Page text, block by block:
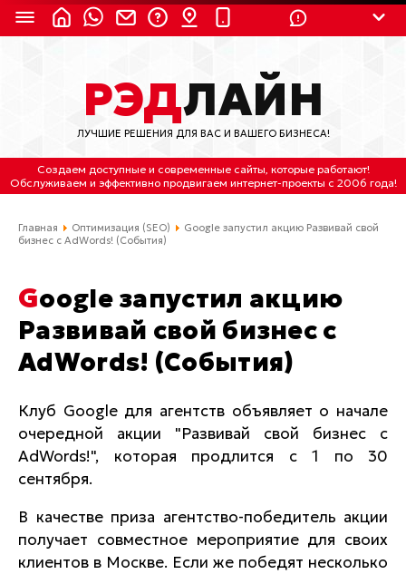
8 (800) 550-9899 (с 2:30 до 11:30 по
Мск)
Бесплатно по России
(4212) 658-653
(4212) 637-673
Отдельный вход \ Левый торец здания
Пн-пт. с 9:30 до 18:30 (по Хбк)
info@lred.ru
Все контакты
РЭДЛАЙН
ЛУЧШИЕ РЕШЕНИЯ ДЛЯ ВАС И ВАШЕГО БИЗНЕСА!
Создаем доступные и современные сайты, которые работают!
Обслуживаем и эффективно продвигаем интернет-проекты с 2006 года!
Главная Оптимизация (SEO)
Google запустил акцию Развивай свой
бизнес с AdWords! (События)
Google запустил акцию
Развивай свой бизнес с
AdWords! (События)
Клуб Google для агентств объявляет о начале
очередной акции "Развивай свой бизнес с
AdWords!", которая продлится с 1 по 30
сентября.
В качестве приза агентство-победитель акции
получает совместное мероприятие для своих
клиентов в Москве. Если же победят несколько